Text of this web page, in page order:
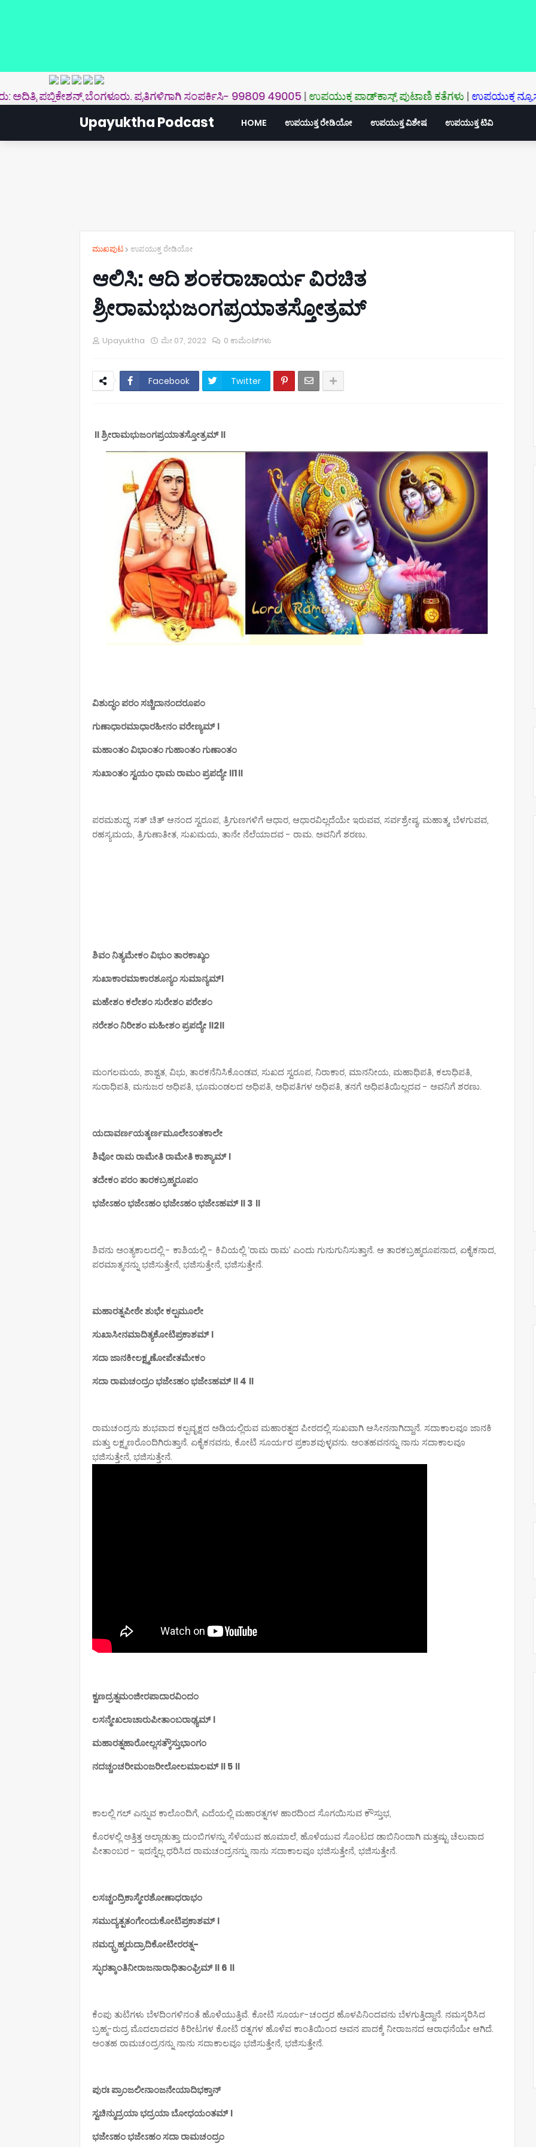
ಬೆಂಗಳೂರು. ಪ್ರತಿಗಳಿಗಾಗಿ ಸಂಪರ್ಕಿಸಿ- 99809 49005|ಉಪಯುಕ್ತ ಪಾಡ್‌ಕಾಸ್ಟ್‌ ಪುಟಾಣಿ ಕತೆಗಳು|ಉಪಯುಕ್ತ ನ್ಯೂಸ್‌: ಈ
Upayuktha Podcast HOME ಉಪಯುಕ್ತ ರೇಡಿಯೋ ಉಪಯುಕ್ತ ವಿಶೇಷ ಉಪಯುಕ್ತ ಟಿವಿ
ಮುಖಪುಟ ಉಪಯುಕ್ತ ರೇಡಿಯೋ
ಆಲಿಸಿ: ಆದಿ ಶಂಕರಾಚಾರ್ಯ ವಿರಚಿತ
ಶ್ರೀರಾಮಭುಜಂಗಪ್ರಯಾತಸ್ತೋತ್ರಮ್
Upayuktha ಮೇ 07, 2022 0 ಕಾಮೆಂಟ್‌ಗಳು
Facebook Twitter
॥ ಶ್ರೀರಾಮಭುಜಂಗಪ್ರಯಾತಸ್ತೋತ್ರಮ್ ॥
ವಿಶುದ್ಧಂ ಪರಂ ಸಚ್ಚಿದಾನಂದರೂಪಂ
ಗುಣಾಧಾರಮಾಧಾರಹೀನಂ ವರೇಣ್ಯಮ್ ।
ಮಹಾಂತಂ ವಿಭಾಂತಂ ಗುಹಾಂತಂ ಗುಣಾಂತಂ
ಸುಖಾಂತಂ ಸ್ವಯಂ ಧಾಮ ರಾಮಂ ಪ್ರಪದ್ಯೇ ॥1॥
ಪರಮಶುದ್ಧ, ಸತ್ ಚಿತ್ ಆನಂದ ಸ್ವರೂಪ, ತ್ರಿಗುಣಗಳಿಗೆ ಆಧಾರ, ಆಧಾರವಿಲ್ಲದೆಯೇ ಇರುವವ, ಸರ್ವಶ್ರೇಷ್ಠ, ಮಹಾತ್ಮ, ಬೆಳಗುವವ,
ರಹಸ್ಯಮಯ, ತ್ರಿಗುಣಾತೀತ, ಸುಖಮಯ, ತಾನೇ ನೆಲೆಯಾದವ - ರಾಮ. ಅವನಿಗೆ ಶರಣು.
ಶಿವಂ ನಿತ್ಯಮೇಕಂ ವಿಭುಂ ತಾರಕಾಖ್ಯಂ
ಸುಖಾಕಾರಮಾಕಾರಶೂನ್ಯಂ ಸುಮಾನ್ಯಮ್।
ಮಹೇಶಂ ಕಲೇಶಂ ಸುರೇಶಂ ಪರೇಶಂ
ನರೇಶಂ ನಿರೀಶಂ ಮಹೀಶಂ ಪ್ರಪದ್ಯೇ ॥2॥
ಮಂಗಲಮಯ, ಶಾಶ್ವತ, ವಿಭು, ತಾರಕನೆನಿಸಿಕೊಂಡವ, ಸುಖದ ಸ್ವರೂಪ, ನಿರಾಕಾರ, ಮಾನನೀಯ, ಮಹಾಧಿಪತಿ, ಕಲಾಧಿಪತಿ,
ಸುರಾಧಿಪತಿ, ಮನುಜರ ಅಧಿಪತಿ, ಭೂಮಂಡಲದ ಅಧಿಪತಿ, ಅಧಿಪತಿಗಳ ಅಧಿಪತಿ, ತನಗೆ ಅಧಿಪತಿಯಿಲ್ಲದವ - ಅವನಿಗೆ ಶರಣು.
ಯದಾವರ್ಣಯತ್ಕರ್ಣಮೂಲೇಽಂತಕಾಲೇ
ಶಿವೋ ರಾಮ ರಾಮೇತಿ ರಾಮೇತಿ ಕಾಶ್ಯಾಮ್ ।
ತದೇಕಂ ಪರಂ ತಾರಕಬ್ರಹ್ಮರೂಪಂ
ಭಜೇಽಹಂ ಭಜೇಽಹಂ ಭಜೇಽಹಂ ಭಜೇಽಹಮ್ ॥ 3 ॥
ಶಿವನು ಅಂತ್ಯಕಾಲದಲ್ಲಿ - ಕಾಶಿಯಲ್ಲಿ - ಕಿವಿಯಲ್ಲಿ ‘ರಾಮ ರಾಮ’ ಎಂದು ಗುನುಗುನಿಸುತ್ತಾನೆ. ಆ ತಾರಕಬ್ರಹ್ಮರೂಪನಾದ, ಏಕೈಕನಾದ,
ಪರಮಾತ್ಮನನ್ನು ಭಜಿಸುತ್ತೇನೆ, ಭಜಿಸುತ್ತೇನೆ, ಭಜಿಸುತ್ತೇನೆ.
ಮಹಾರತ್ನಪೀಠೇ ಶುಭೇ ಕಲ್ಪಮೂಲೇ
ಸುಖಾಸೀನಮಾದಿತ್ಯಕೋಟಿಪ್ರಕಾಶಮ್ ।
ಸದಾ ಜಾನಕೀಲಕ್ಷ್ಮಣೋಪೇತಮೇಕಂ
ಸದಾ ರಾಮಚಂದ್ರಂ ಭಜೇಽಹಂ ಭಜೇಽಹಮ್ ॥ 4 ॥
ರಾಮಚಂದ್ರನು ಶುಭವಾದ ಕಲ್ಪವೃಕ್ಷದ ಅಡಿಯಲ್ಲಿರುವ ಮಹಾರತ್ನದ ಪೀಠದಲ್ಲಿ ಸುಖವಾಗಿ ಆಸೀನನಾಗಿದ್ದಾನೆ. ಸದಾಕಾಲವೂ ಜಾನಕಿ
ಮತ್ತು ಲಕ್ಷ್ಮಣರೊಂದಿಗಿರುತ್ತಾನೆ. ಏಕೈಕನವನು, ಕೋಟಿ ಸೂರ್ಯರ ಪ್ರಕಾಶವುಳ್ಳವನು. ಅಂತಹವನನ್ನು ನಾನು ಸದಾಕಾಲವೂ
ಭಜಿಸುತ್ತೇನೆ, ಭಜಿಸುತ್ತೇನೆ.
ಕ್ವಣದ್ರತ್ನಮಂಜೀರಪಾದಾರವಿಂದಂ
ಲಸನ್ಮೇಖಲಾಚಾರುಪೀತಾಂಬರಾಢ್ಯಮ್ ।
ಮಹಾರತ್ನಹಾರೋಲ್ಲಸತ್ಕೌಸ್ತುಭಾಂಗಂ
ನದಚ್ಚಂಚರೀಮಂಜರೀಲೋಲಮಾಲಮ್ ॥ 5 ॥
ಕಾಲಲ್ಲಿ ಗಲ್ ಎನ್ನುವ ಕಾಲೊಂದಿಗೆ, ಎದೆಯಲ್ಲಿ ಮಹಾರತ್ನಗಳ ಹಾರದಿಂದ ಸೊಗಯಿಸುವ ಕೌಸ್ತುಭ,
ಕೊರಳಲ್ಲಿ ಅತ್ತಿತ್ತ ಅಲ್ಲಾಡುತ್ತಾ ದುಂಬಿಗಳನ್ನು ಸೆಳೆಯುವ ಹೂಮಾಲೆ, ಹೊಳೆಯುವ ಸೊಂಟದ ಡಾಬಿನಿಂದಾಗಿ ಮತ್ತಷ್ಟು ಚೆಲುವಾದ
ಪೀತಾಂಬರ - ಇದನ್ನೆಲ್ಲ ಧರಿಸಿದ ರಾಮಚಂದ್ರನನ್ನು ನಾನು ಸದಾಕಾಲವೂ ಭಜಿಸುತ್ತೇನೆ, ಭಜಿಸುತ್ತೇನೆ.
ಲಸಚ್ಚಂದ್ರಿಕಾಸ್ಮೇರಶೋಣಾಧರಾಭಂ
ಸಮುದ್ಯತ್ಪತಂಗೇಂದುಕೋಟಿಪ್ರಕಾಶಮ್ ।
ನಮದ್ಬ್ರಹ್ಮರುದ್ರಾದಿಕೋಟೀರರತ್ನ-
ಸ್ಫುರತ್ಕಾಂತಿನೀರಾಜನಾರಾಧಿತಾಂಘ್ರಿಮ್ ॥ 6 ॥
ಕೆಂಪು ತುಟಿಗಳು ಬೆಳದಿಂಗಳಿನಂತೆ ಹೊಳೆಯುತ್ತಿವೆ. ಕೋಟಿ ಸೂರ್ಯ-ಚಂದ್ರರ ಹೊಳಪಿನಿಂದವನು ಬೆಳಗುತ್ತಿದ್ದಾನೆ. ನಮಸ್ಕರಿಸಿದ
ಬ್ರಹ್ಮ-ರುದ್ರ ಮೊದಲಾದವರ ಕಿರೀಟಗಳ ಕೋಟಿ ರತ್ನಗಳ ಹೊಳೆವ ಕಾಂತಿಯಿಂದ ಅವನ ಪಾದಕ್ಕೆ ನೀರಾಜನದ ಆರಾಧನೆಯೇ ಆಗಿದೆ.
ಅಂತಹ ರಾಮಚಂದ್ರನನ್ನು ನಾನು ಸದಾಕಾಲವೂ ಭಜಿಸುತ್ತೇನೆ, ಭಜಿಸುತ್ತೇನೆ.
ಪುರಃ ಪ್ರಾಂಜಲೀನಾಂಜನೇಯಾದಿಭಕ್ತಾನ್
ಸ್ವಚಿನ್ಮುದ್ರಯಾ ಭದ್ರಯಾ ಬೋಧಯಂತಮ್ ।
ಭಜೇಽಹಂ ಭಜೇಽಹಂ ಸದಾ ರಾಮಚಂದ್ರಂ